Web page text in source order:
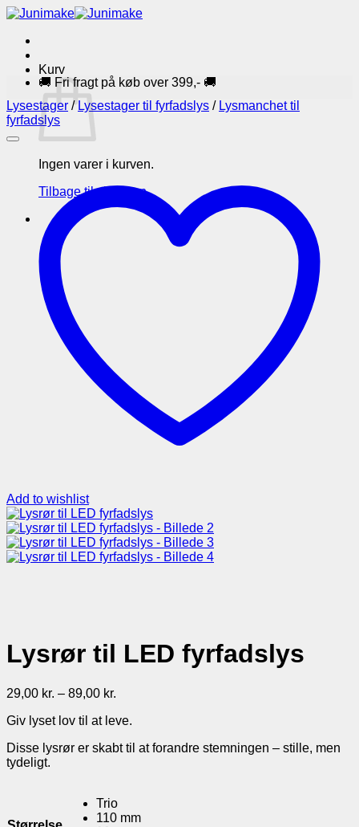
Fortsæt
indhold
Kurv
Ingen varer i kurven.
Tilbage til shoppen
🚚 Fri fragt på køb over 399,- 🚚
Lysestager / Lysestager til fyrfadslys / Lysmanchet til
fyrfadslys
Add to wishlist
Lysrør til LED fyrfadslys
29,00 kr. – 89,00 kr.
til
Giv lyset lov til at leve.
Disse lysrør er skabt til at forandre stemningen – stille, men
tydeligt.
Trio
110 mm